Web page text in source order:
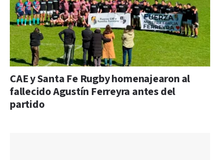
CAE y Santa Fe Rugby homenajearon al
fallecido Agustín Ferreyra antes del
partido